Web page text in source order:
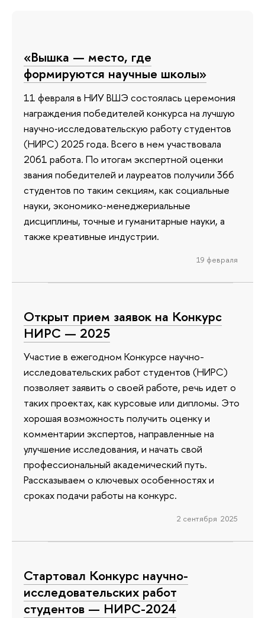
«Вышка — место, где
формируются научные школы»
11 февраля в НИУ ВШЭ состоялась церемония
награждения победителей конкурса на лучшую
научно‑исследовательскую работу студентов
(НИРС) 2025 года. Всего в нем участвовала
2061 работа. По итогам экспертной оценки
звания победителей и лауреатов получили 366
студентов по таким секциям, как социальные
науки, экономико‑менеджериальные
дисциплины, точные и гуманитарные науки, а
также креативные индустрии.
19 февраля
Открыт прием заявок на Конкурс
НИРС — 2025
Участие в ежегодном Конкурсе научно-
исследовательских работ студентов (НИРС)
позволяет заявить о своей работе, речь идет о
таких проектах, как курсовые или дипломы. Это
хорошая возможность получить оценку и
комментарии экспертов, направленные на
улучшение исследования, и начать свой
профессиональный академический путь.
Рассказываем о ключевых особенностях и
сроках подачи работы на конкурс.
2 сентября 2025
Стартовал Конкурс научно-
исследовательских работ
студентов — НИРС-2024